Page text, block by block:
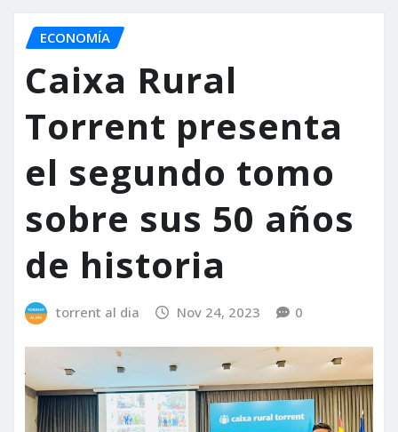
ECONOMÍA
Caixa Rural
Torrent presenta
el segundo tomo
sobre sus 50 años
de historia
torrent al dia Nov 24, 2023 0